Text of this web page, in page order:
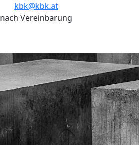
kbk@kbk.at
nach Vereinbarung